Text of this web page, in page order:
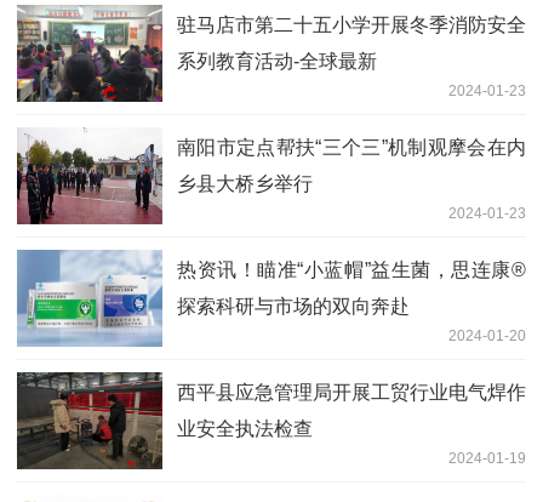
驻马店市第二十五小学开展冬季消防安全
系列教育活动-全球最新
2024-01-23
南阳市定点帮扶“三个三”机制观摩会在内
乡县大桥乡举行
2024-01-23
热资讯！瞄准“小蓝帽”益生菌，思连康®
探索科研与市场的双向奔赴
2024-01-20
​西平县应急管理局开展工贸行业电气焊作
业安全执法检查
2024-01-19